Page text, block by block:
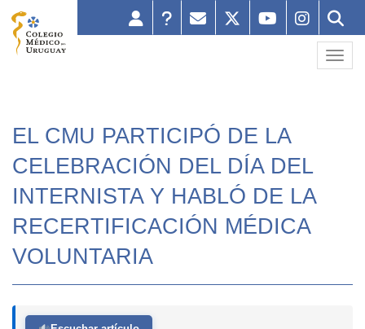
EL CMU PARTICIPÓ DE LA
CELEBRACIÓN DEL DÍA DEL
INTERNISTA Y HABLÓ DE LA
RECERTIFICACIÓN MÉDICA
VOLUNTARIA